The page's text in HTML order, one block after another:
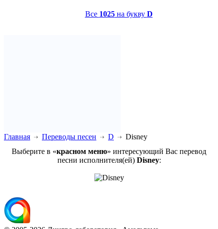
Все 1025на букву D
Главная Переводы песен D
Disney
Выберите в «красном меню» интересующий Вас перевод
песни исполнителя(ей) Disney: